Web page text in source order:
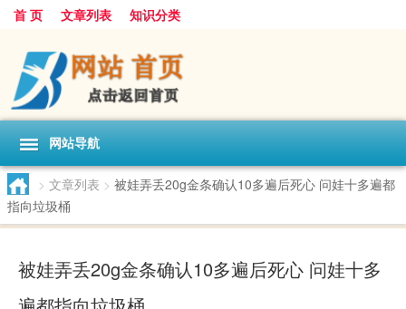
首 页 文章列表 知识分类
网站导航
> 文章列表 > 被娃弄丢20g金条确认10多遍后死心 问娃十多遍都
指向垃圾桶
被娃弄丢20g金条确认10多遍后死心 问娃十多